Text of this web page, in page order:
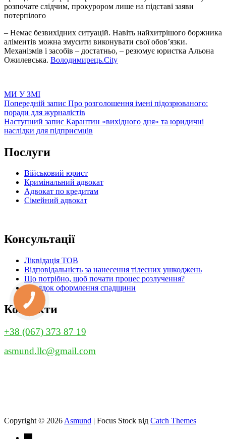
розпочате слідчим, прокурором лише на підставі заяви
потерпілого
– Немає безвихідних ситуацій. Навіть найхитрішого боржника
аліментів можна змусити виконувати свої обов’язки.
Механізмів і засобів – достатньо, – резюмує юристка Альона
Ожилевська. Володимирець.City
Категорії
МИ У ЗМІ
Навігація
записів
Попередній
запис
Попередній запис Про розголошення імені підозрюваного:
поради для журналістів
Наступний
запис
Наступний запис Карантин «вихідного дня» та юридичні
наслідки для підприємців
Послуги
Військовий юрист
Кримінальний адвокат
Адвокат по кредитам
Сімейний адвокат
Консультації
Ліквідація ТОВ
Відповідальність за нанесення тілесних ушкоджень
Що потрібно, щоб почати процес розлучення?
Порядок оформлення спадщини
Контакти
+38 (067) 373 87 19
asmund.llc@gmail.com
Copyright © 2026 Asmund | Focus Stock від Catch Themes
КНОПКА
ЗВ'ЯЗКУ